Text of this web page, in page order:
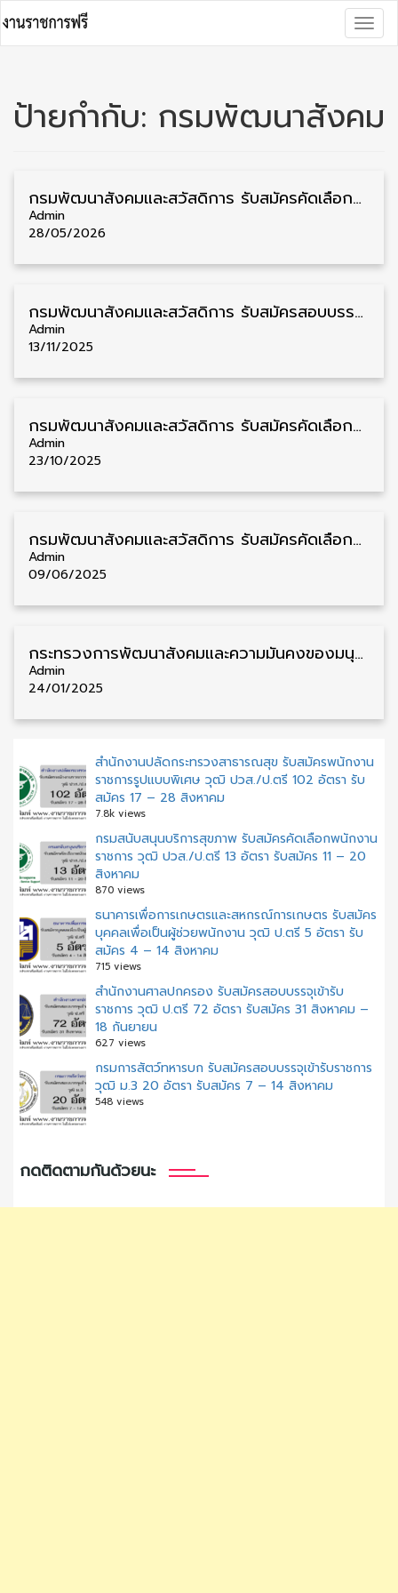
to
content
ป้ายกำกับ: กรมพัฒนาสังคม
กรมพัฒนาสังคมและสวัสดิการ รับสมัครคัดเลือกพนักงานราชการ วุฒิ ม.3/ม.6/ปวส./ป.ตรี 37 อัตรา รับสมัคร 8 – 15 มิถุนายน
Admin
28/05/2026
กรมพัฒนาสังคมและสวัสดิการ รับสมัครสอบบรรจุเข้ารับราชการ วุฒิ ปวส./ป.ตรี 44 อัตรา รับสมัคร 24 พฤศจิกายน – 16 ธันวาคม
Admin
13/11/2025
กรมพัฒนาสังคมและสวัสดิการ รับสมัครคัดเลือกพนักงานราชการ วุฒิ ม.3/ม.6/ปวช./ปวส./ป.ตรี หลายจังหวัด 35 อัตรา รับสมัคร 28 ตุลาคม – 3 พฤศจิกายน
Admin
23/10/2025
กรมพัฒนาสังคมและสวัสดิการ รับสมัครคัดเลือกพนักงานราชการ วุฒิ ม.3/ม.6/ปวช./ปวส./ป.ตรี หลายจังหวัด 60 อัตรา รับสมัคร 16 – 20 มิถุนายน
Admin
09/06/2025
กระทรวงการพัฒนาสังคมและความมั่นคงของมนุษย์ รับสมัครสอบบรรจุเข้ารับราชการ วุฒิ ปวส. ทุกสาขา 7 อัตรา รับสมัคร 24 มกราคม – 14 กุมภาพันธ์
Admin
24/01/2025
สำนักงานปลัดกระทรวงสาธารณสุข รับสมัครพนักงาน
ราชการรูปแบบพิเศษ วุฒิ ปวส./ป.ตรี 102 อัตรา รับ
สมัคร 17 – 28 สิงหาคม
7.8k views
กรมสนับสนุนบริการสุขภาพ รับสมัครคัดเลือกพนักงาน
ราชการ วุฒิ ปวส./ป.ตรี 13 อัตรา รับสมัคร 11 – 20
สิงหาคม
870 views
ธนาคารเพื่อการเกษตรและสหกรณ์การเกษตร รับสมัคร
บุคคลเพื่อเป็นผู้ช่วยพนักงาน วุฒิ ป.ตรี 5 อัตรา รับ
สมัคร 4 – 14 สิงหาคม
715 views
สํานักงานศาลปกครอง รับสมัครสอบบรรจุเข้ารับ
ราชการ วุฒิ ป.ตรี 72 อัตรา รับสมัคร 31 สิงหาคม –
18 กันยายน
627 views
กรมการสัตว์ทหารบก รับสมัครสอบบรรจุเข้ารับราชการ
วุฒิ ม.3 20 อัตรา รับสมัคร 7 – 14 สิงหาคม
548 views
กดติดตามกันด้วยนะ